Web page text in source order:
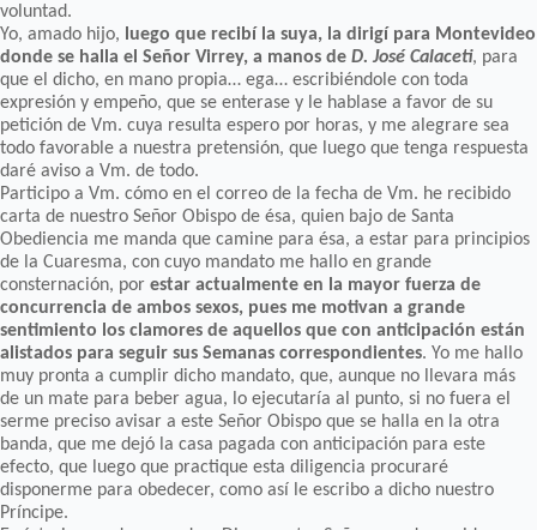
voluntad.
Yo, amado hijo, luego que recibí la suya, la dirigí para Montevideo
donde se halla el Señor Virrey, a manos de D. José Calaceti, para
que el dicho, en mano propia… ega… escribiéndole con toda
expresión y empeño, que se enterase y le hablase a favor de su
petición de Vm. cuya resulta espero por horas, y me alegrare sea
todo favorable a nuestra pretensión, que luego que tenga respuesta
daré aviso a Vm. de todo.
Participo a Vm. cómo en el correo de la fecha de Vm. he recibido
carta de nuestro Señor Obispo de ésa, quien bajo de Santa
Obediencia me manda que camine para ésa, a estar para principios
de la Cuaresma, con cuyo mandato me hallo en grande
consternación, por estar actualmente en la mayor fuerza de
concurrencia de ambos sexos, pues me motivan a grande
sentimiento los clamores de aquellos que con anticipación están
alistados para seguir sus Semanas correspondientes. Yo me hallo
muy pronta a cumplir dicho mandato, que, aunque no llevara más
de un mate para beber agua, lo ejecutaría al punto, si no fuera el
serme preciso avisar a este Señor Obispo que se halla en la otra
banda, que me dejó la casa pagada con anticipación para este
efecto, que luego que practique esta diligencia procuraré
disponerme para obedecer, como así le escribo a dicho nuestro
Príncipe.